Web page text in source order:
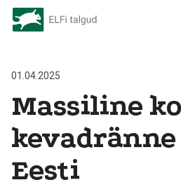
01.04.2025
Massiline
Eesti